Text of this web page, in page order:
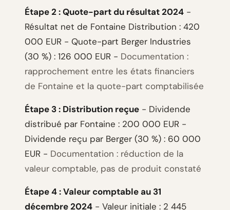
Étape 2 : Quote-part du résultat 2024 -
Résultat net de Fontaine Distribution : 420
000 EUR - Quote-part Berger Industries
(30 %) : 126 000 EUR - Documentation :
rapprochement entre les états financiers
de Fontaine et la quote-part comptabilisée
Étape 3 : Distribution reçue - Dividende
distribué par Fontaine : 200 000 EUR -
Dividende reçu par Berger (30 %) : 60 000
EUR - Documentation : réduction de la
valeur comptable, pas de produit constaté
Étape 4 : Valeur comptable au 31
décembre 2024 - Valeur initiale : 2 445